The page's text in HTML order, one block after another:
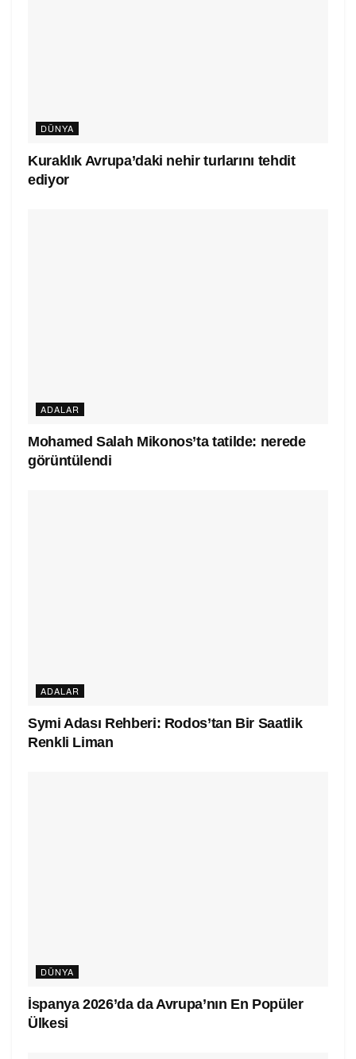
DÜNYA
Kuraklık Avrupa’daki nehir turlarını tehdit
ediyor
ADALAR
Mohamed Salah Mikonos’ta tatilde: nerede
görüntülendi
ADALAR
Symi Adası Rehberi: Rodos’tan Bir Saatlik
Renkli Liman
DÜNYA
İspanya 2026’da da Avrupa’nın En Popüler
Ülkesi